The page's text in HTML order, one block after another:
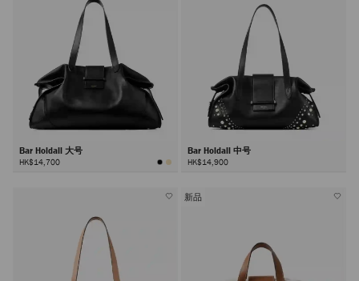
Bar Holdall 大号
HK$14,700
Bar Holdall 中号
HK$14,900
新品